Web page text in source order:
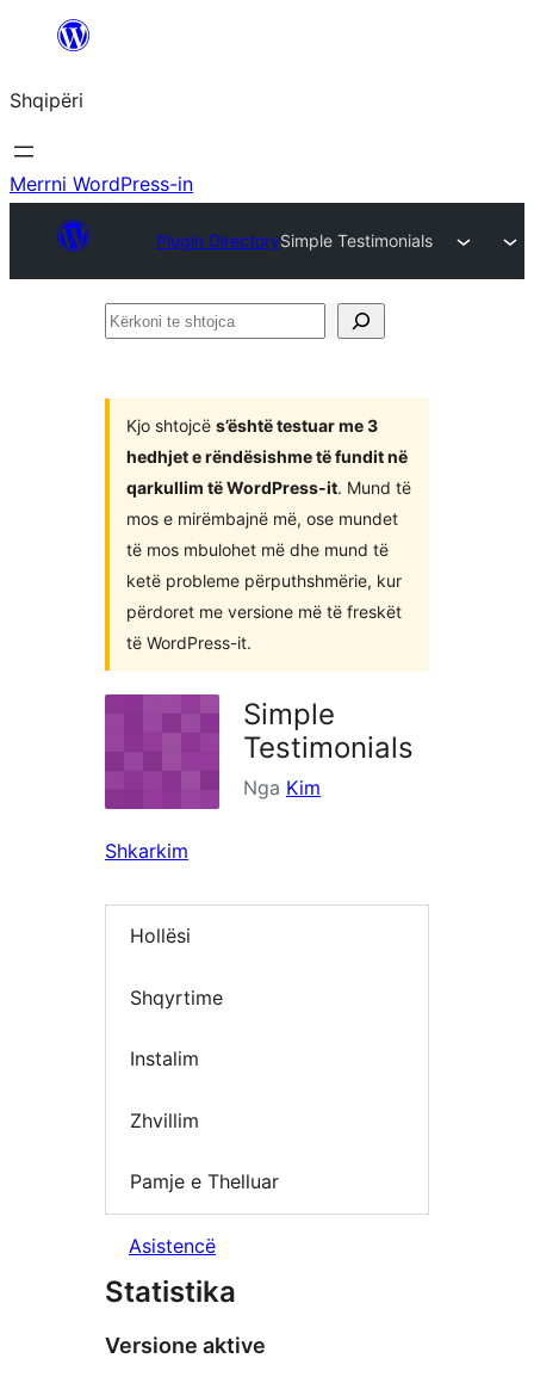
Hidhu
lënda
Shqipëri
Merrni WordPress-in
Plugin DirectorySimple Testimonials
Kërkoni
Kjo shtojcë s’është testuar me 3
hedhjet e rëndësishme të fundit në
qarkullim të WordPress-it. Mund të
mos e mirëmbajnë më, ose mundet
të mos mbulohet më dhe mund të
ketë probleme përputhshmërie, kur
përdoret me versione më të freskët
të WordPress-it.
Simple
Testimonials
Nga Kim
Shkarkim
Hollësi
Shqyrtime
Instalim
Zhvillim
Pamje e Thelluar
Asistencë
Statistika
Versione aktive